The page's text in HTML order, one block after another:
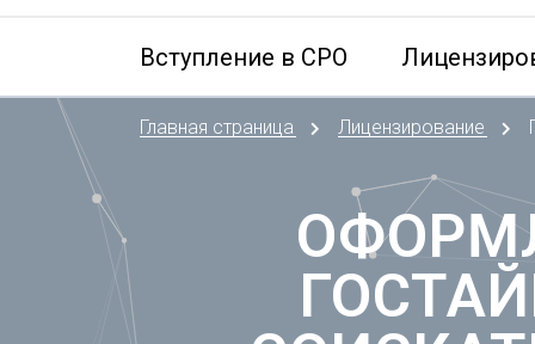
Белгород
Брянск
В
Вступление в СРО
Главная страница Лицензирование